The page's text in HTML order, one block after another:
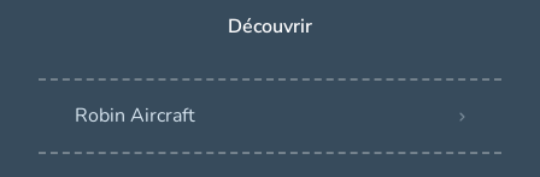
Découvrir
Robin Aircraft